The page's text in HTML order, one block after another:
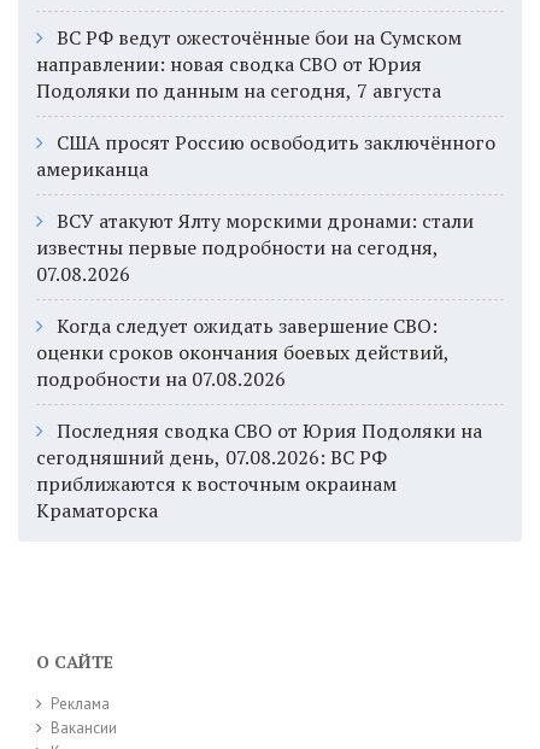
ВС РФ ведут ожесточённые бои на Сумском
направлении: новая сводка СВО от Юрия
Подоляки по данным на сегодня, 7 августа
США просят Россию освободить заключённого
американца
ВСУ атакуют Ялту морскими дронами: стали
известны первые подробности на сегодня,
07.08.2026
Когда следует ожидать завершение СВО:
оценки сроков окончания боевых действий,
подробности на 07.08.2026
Последняя сводка СВО от Юрия Подоляки на
сегодняшний день, 07.08.2026: ВС РФ
приближаются к восточным окраинам
Краматорска
О САЙТЕ
Реклама
Вакансии